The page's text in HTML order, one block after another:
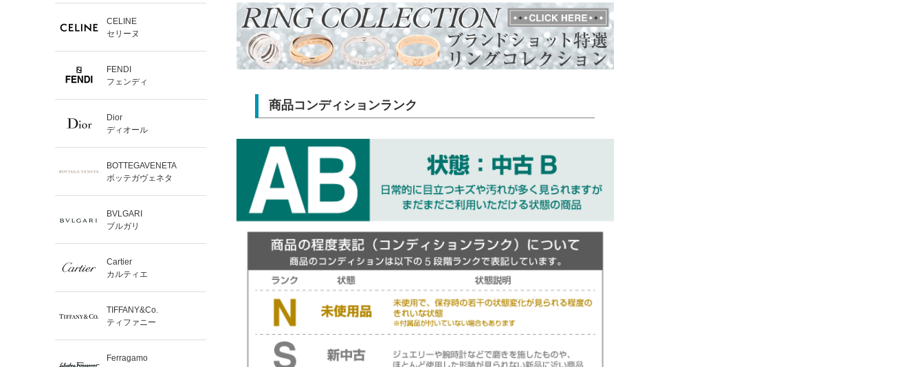
CELINE
セリーヌ
FENDI
フェンディ
Dior
ディオール
BOTTEGAVENETA
ボッテガヴェネタ
BVLGARI
ブルガリ
Cartier
カルティエ
TIFFANY&Co.
ティファニー
Ferragamo
商品コンディションランク